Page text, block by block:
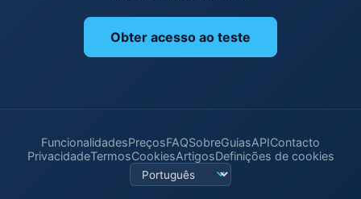
Obter acesso ao teste
FuncionalidadesPreçosFAQSobreGuiasAPIContacto
PrivacidadeTermosCookiesArtigosDefinições de cookies